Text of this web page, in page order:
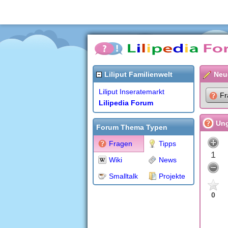
Liliput Familienwelt
Liliput Inseratemarkt
Lilipedia Forum
Forum Thema Typen
Fragen
Tipps
Wiki
News
Smalltalk
Projekte
1
0